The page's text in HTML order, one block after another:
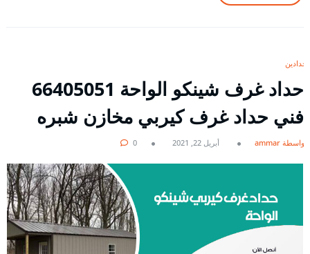
حدادين
حداد غرف شينكو الواحة 66405051
فني حداد غرف كيربي مخازن شبره
بواسطة ammar أبريل 22, 2021 0